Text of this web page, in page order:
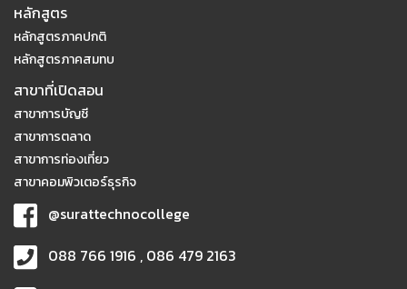
หลักสูตร
หลักสูตรภาคปกติ
หลักสูตรภาคสมทบ
สาขาที่เปิดสอน
สาขาการบัญชี
สาขาการตลาด
สาขาการท่องเที่ยว
สาขาคอมพิวเตอร์ธุรกิจ
@surattechnocollege
088 766 1916 , 086 479 2163